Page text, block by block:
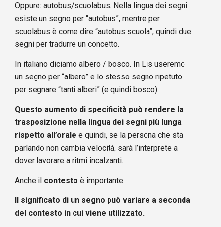
Oppure: autobus/scuolabus. Nella lingua dei segni
esiste un segno per “autobus”, mentre per
scuolabus è come dire “autobus scuola”, quindi due
segni per tradurre un concetto.
In italiano diciamo albero / bosco. In Lis useremo
un segno per “albero” e lo stesso segno ripetuto
per segnare “tanti alberi” (e quindi bosco).
Questo aumento di specificità può rendere la
trasposizione nella lingua dei segni più lunga
rispetto all’orale e quindi, se la persona che sta
parlando non cambia velocità, sarà l’interprete a
dover lavorare a ritmi incalzanti.
Anche il contesto è importante.
Il significato di un segno può variare a seconda
del contesto in cui viene utilizzato.